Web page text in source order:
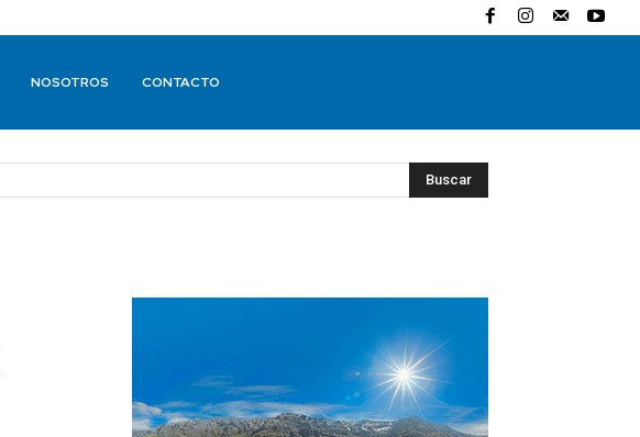
NOSOTROS CONTACTO
Buscar